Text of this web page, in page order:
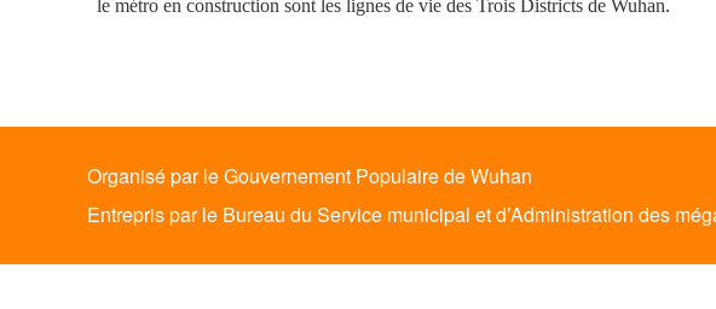
le métro en construction sont les lignes de vie des Trois Districts de Wuhan.
Organisé par le Gouvernement Populaire de Wuhan
Entrepris par le Bureau du Service municipal et d’Administration des